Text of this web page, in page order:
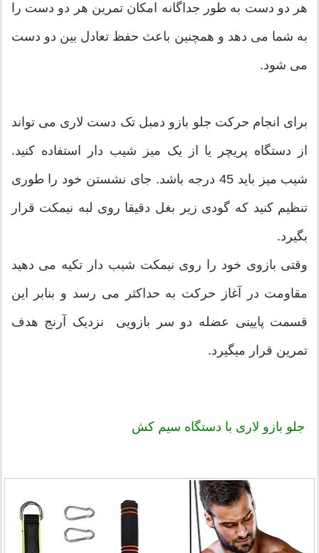
هر دو دست به طور جداگانه امکان تمرین هر دو دست را
به شما می دهد و همچنین باعث حفظ تعادل بین دو دست
می شود.
برای انجام حرکت جلو بازو دمبل تک دست لاری می تواند
از دستگاه پریچر یا از یک میز شیب دار استفاده کنید.
شیب میز باید 45 درجه باشد. جای نشستن خود را طوری
تنظیم کنید که گودی زیر بغل دقیقا روی لبه نیمکت قرار
بگیرد.
وقتی بازوی خود را روی نیمکت شیب دار تکیه می دهید
مقاومت در آغاز حرکت به حداکثر می رسد و بنابر این
قسمت پایینی عضله دو سر بازویی نزدیک آرنج هدف
تمرین قرار میگیرد.
جلو بازو لاری با دستگاه سیم کش